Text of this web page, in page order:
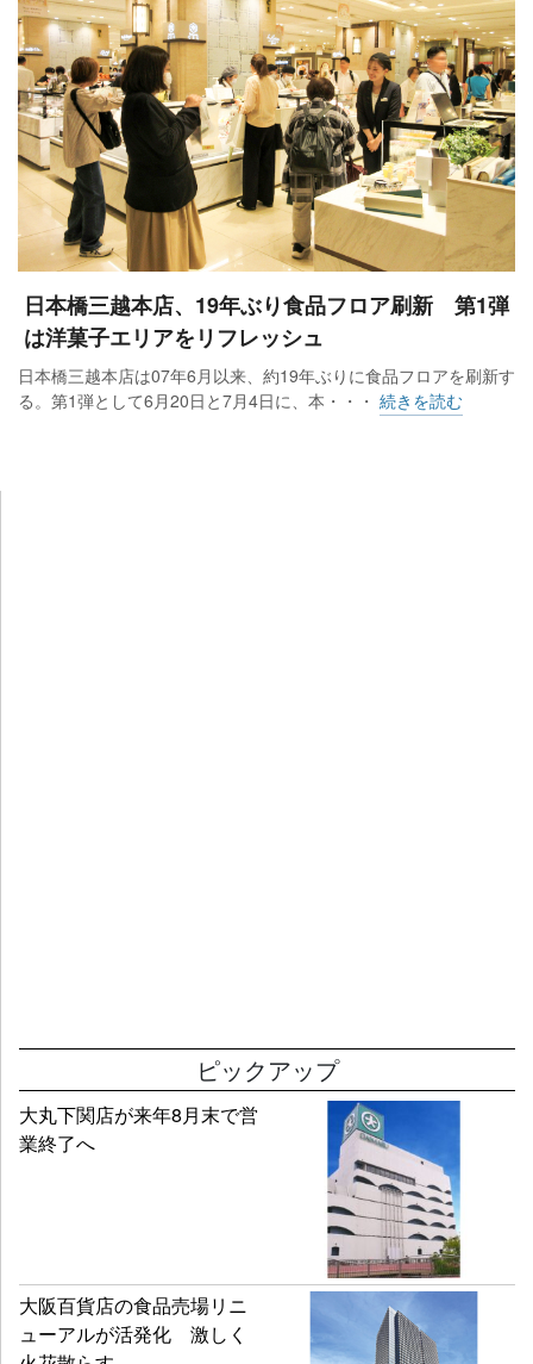
日本橋三越本店、19年ぶり食品フロア刷新 第1弾
は洋菓子エリアをリフレッシュ
日本橋三越本店は07年6月以来、約19年ぶりに食品フロアを刷新す
る。第1弾として6月20日と7月4日に、本・・・ 続きを読む
ピックアップ
大丸下関店が来年8月末で営
業終了へ
大阪百貨店の食品売場リニ
ューアルが活発化 激しく